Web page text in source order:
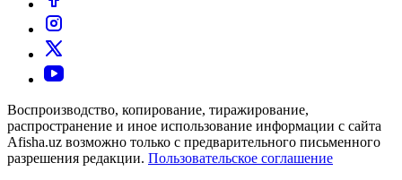
Воспроизводство, копирование, тиражирование,
распространение и иное использование информации с сайта
Afisha.uz возможно только с предварительного письменного
разрешения редакции. Пользовательское соглашение